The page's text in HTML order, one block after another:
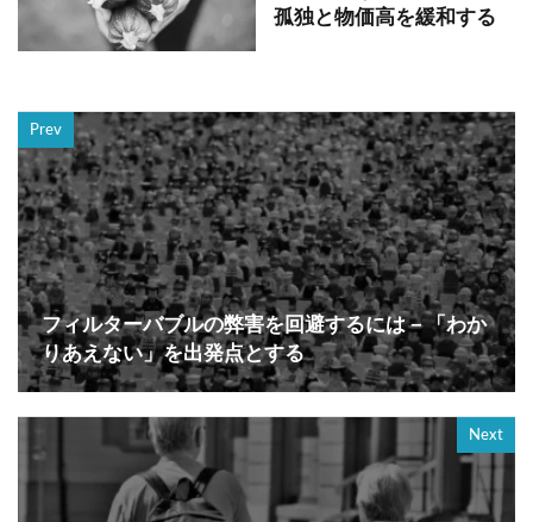
孤独と物価高を緩和する
Prev
フィルターバブルの弊害を回避するには－「わか
りあえない」を出発点とする
Next